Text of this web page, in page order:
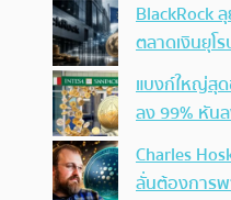
BlackRock
ตลาดเงินยุโ
แบงก์ใหญ่สุ
ลง 99% หัน
Charles
ลั่นต้องการพ